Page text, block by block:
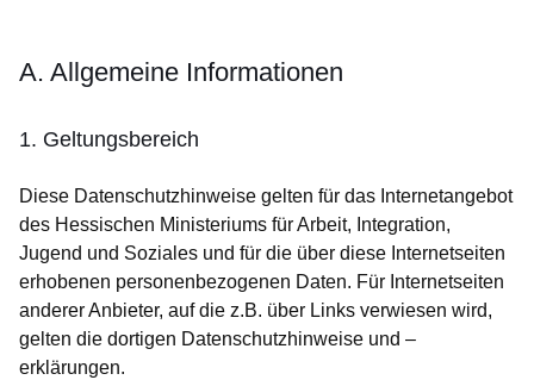
A. Allgemeine Informationen
1. Geltungsbereich
Diese Datenschutzhinweise gelten für das Internetangebot
des Hessischen Ministeriums für Arbeit, Integration,
Jugend und Soziales und für die über diese Internetseiten
erhobenen personenbezogenen Daten. Für Internetseiten
anderer Anbieter, auf die z.B. über Links verwiesen wird,
gelten die dortigen Datenschutzhinweise und –
erklärungen.